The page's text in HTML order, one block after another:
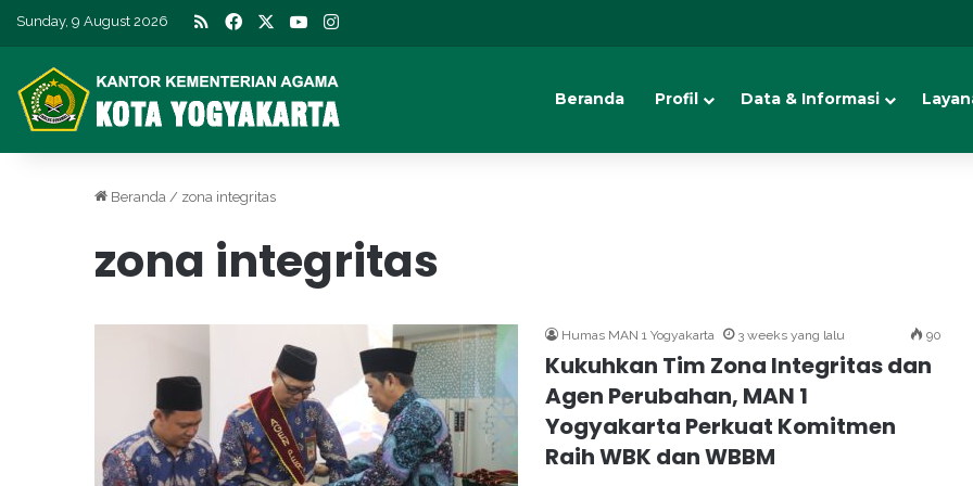
Sunday, 9 August 2026 RSS Facebook YouTube
Beranda Profil Data & Informasi
Beranda / zona integritas
zona integritas
Humas MAN 1 Yogyakarta 3 weeks yang lalu 90
Kukuhkan Tim Zona Integritas dan
Agen Perubahan, MAN 1
Yogyakarta Perkuat Komitmen
Raih WBK dan WBBM